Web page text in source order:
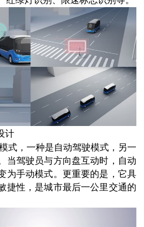
计
式，一种是自动驾驶模式，另一
当驾驶员与方向盘互动时，自动
为手动模式。更重要的是，它具
捷性，是城市最后一公里交通的